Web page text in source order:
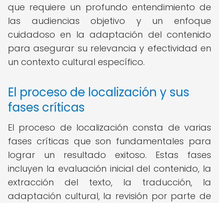
que requiere un profundo entendimiento de
las audiencias objetivo y un enfoque
cuidadoso en la adaptación del contenido
para asegurar su relevancia y efectividad en
un contexto cultural específico.
El proceso de localización y sus
fases críticas
El proceso de localización consta de varias
fases críticas que son fundamentales para
lograr un resultado exitoso. Estas fases
incluyen la evaluación inicial del contenido, la
extracción del texto, la traducción, la
adaptación cultural, la revisión por parte de